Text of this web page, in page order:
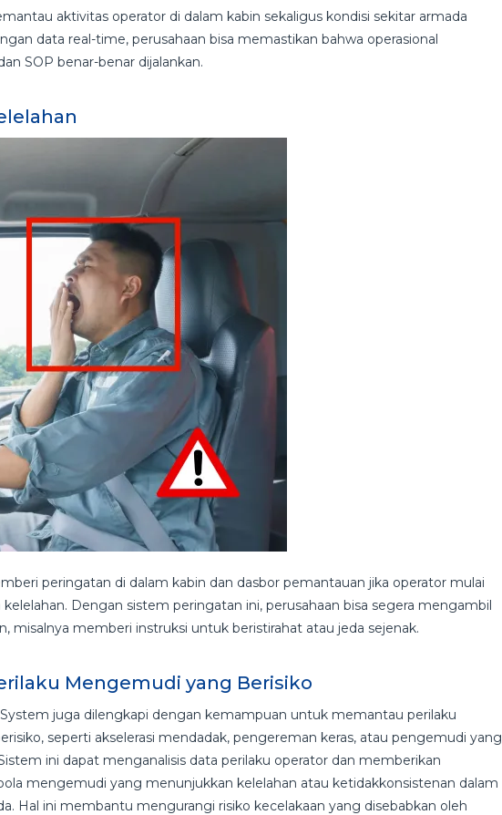
aktivitas operator di dalam kabin sekaligus kondisi sekitar armada
data real-time, perusahaan bisa memastikan bahwa operasional
SOP benar-benar dijalankan.
peringatan di dalam kabin dan dasbor pemantauan jika operator mulai
Dengan sistem peringatan ini, perusahaan bisa segera mengambil
misalnya memberi instruksi untuk beristirahat atau jeda sejenak.
Mengemudi yang Berisiko
juga dilengkapi dengan kemampuan untuk memantau perilaku
seperti akselerasi mendadak, pengereman keras, atau pengemudi yang
ini dapat menganalisis data perilaku operator dan memberikan
mengemudi yang menunjukkan kelelahan atau ketidakkonsistenan dalam
Hal ini membantu mengurangi risiko kecelakaan yang disebabkan oleh